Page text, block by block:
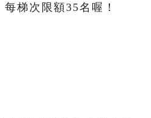
梯次限額35名喔！